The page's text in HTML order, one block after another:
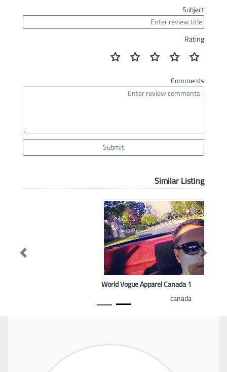
Subject
Rating
Comments
Submit
Similar Listing
1 World Vogue Apparel Canada
canada
Previous Next